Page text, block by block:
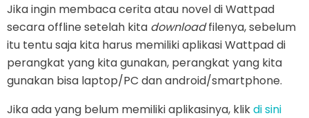
Jika ingin membaca cerita atau novel di Wattpad
secara offline setelah kita downloadfilenya, sebelum
itu tentu saja kita harus memiliki aplikasi Wattpad di
perangkat yang kita gunakan, perangkat yang kita
gunakan bisa laptop/PC dan android/smartphone.
Jika ada yang belum memiliki aplikasinya, klikdi sini